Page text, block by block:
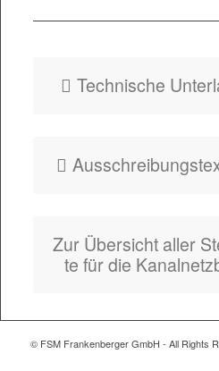
Tech­nis­che
Zur Über­sicht aller
te für die
© FSM Frankenberger GmbH - All Rights